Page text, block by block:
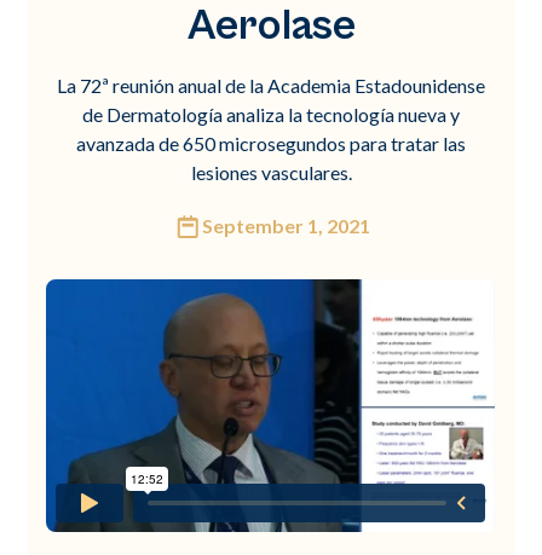
Aerolase
La 72ª reunión anual de la Academia Estadounidense
de Dermatología analiza la tecnología nueva y
avanzada de 650 microsegundos para tratar las
lesiones vasculares.
September 1, 2021